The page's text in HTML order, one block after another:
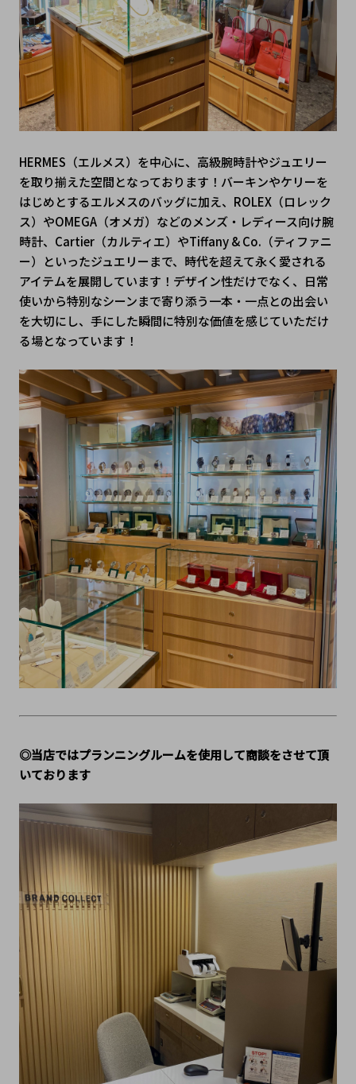
HERMES（エルメス）を中心に、高級腕時計やジュエリー
を取り揃えた空間となっております！バーキンやケリーを
はじめとするエルメスのバッグに加え、ROLEX（ロレック
ス）やOMEGA（オメガ）などのメンズ・レディース向け腕
時計、Cartier（カルティエ）やTiffany & Co.（ティファニ
ー）といったジュエリーまで、時代を超えて永く愛される
アイテムを展開しています！デザイン性だけでなく、日常
使いから特別なシーンまで寄り添う一本・一点との出会い
を大切にし、手にした瞬間に特別な価値を感じていただけ
る場となっています！
◎当店ではプランニングルームを使用して商談をさせて頂
いております